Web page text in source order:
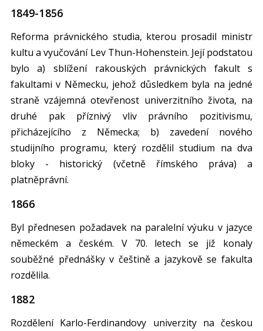
1849-1856
Reforma právnického studia, kterou prosadil ministr
kultu a vyučování Lev Thun-Hohenstein. Její podstatou
bylo a) sblížení rakouských právnických fakult s
fakultami v Německu, jehož důsledkem byla na jedné
straně vzájemná otevřenost univerzitního života, na
druhé pak příznivý vliv právního pozitivismu,
přicházejícího z Německa; b) zavedení nového
studijního programu, který rozdělil studium na dva
bloky - historický (včetně římského práva) a
platněprávní.
1866
Byl přednesen požadavek na paralelní výuku v jazyce
německém a českém. V 70. letech se již konaly
souběžné přednášky v češtině a jazykově se fakulta
rozdělila.
1882
Rozdělení Karlo-Ferdinandovy univerzity na českou